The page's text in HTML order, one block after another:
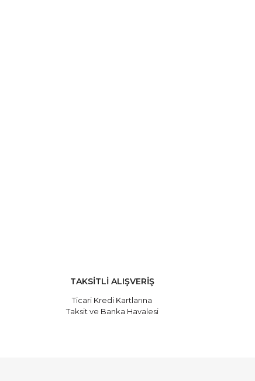
TAKSİTLİ ALIŞVERİŞ
Ticari Kredi Kartlarına
Taksit ve Banka Havalesi